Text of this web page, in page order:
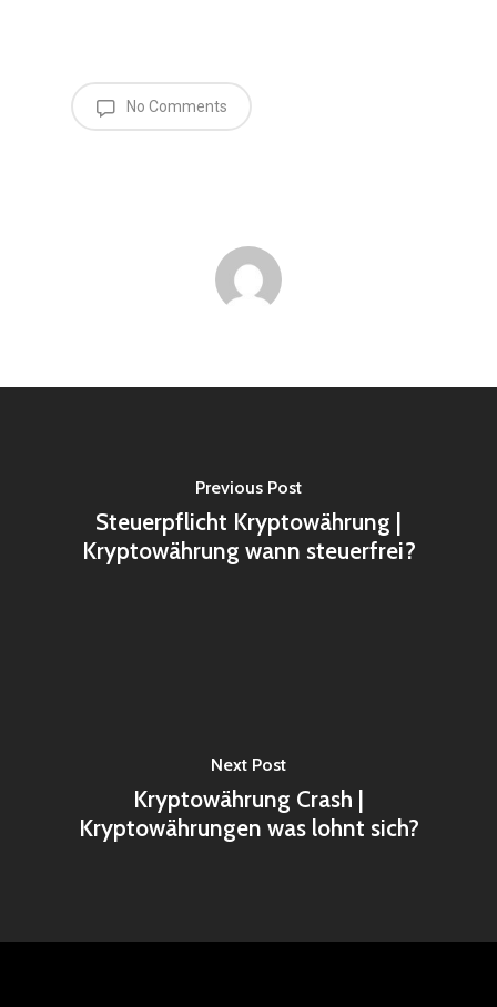
No Comments
Previous Post
Steuerpflicht Kryptowährung |
Kryptowährung wann steuerfrei?
Next Post
Kryptowährung Crash |
Kryptowährungen was lohnt sich?